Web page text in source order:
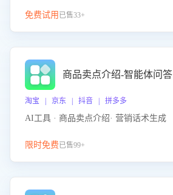
免费试用 已售33+
商品卖点介绍-智能体问答
淘宝 | 京东 | 抖音 | 拼多多
AI工具 · 商品卖点介绍· 营销话术生成
限时免费已售99+